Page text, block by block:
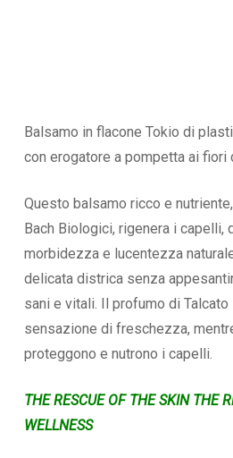
Balsamo in flacone Tokio di
con erogatore a pompetta ai fiori
Questo balsamo ricco e
Bach Biologici, rigenera i capelli,
morbidezza e lucentezza
delicata districa senza
sani e vitali. Il profumo di Talcato
sensazione di freschezza,
proteggono e nutrono i capelli.
THE RESCUE OF THE SKIN THE
WELLNESS